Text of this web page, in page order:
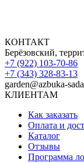
КОНТАКТ
Берёзовский,
+7 (922) 103-70-86
+7 (343) 328-83-13
garden@azbuka-
КЛИЕНТАМ
Как заказать
Оплата и
Каталог
Отзывы
Программа